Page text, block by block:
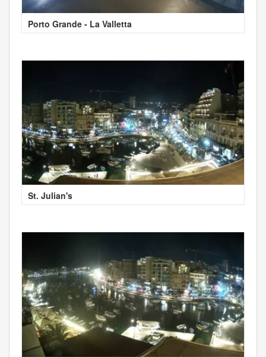
Porto Grande - La Valletta
St. Julian's